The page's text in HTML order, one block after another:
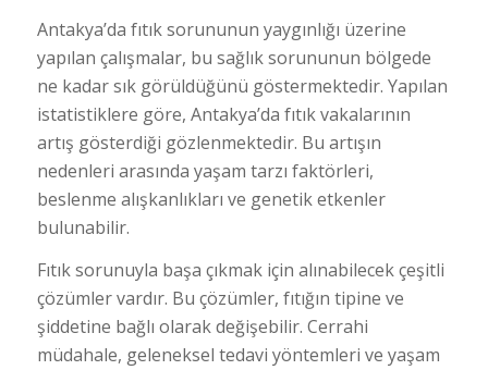
Antakya’da fıtık sorununun yaygınlığı üzerine
yapılan çalışmalar, bu sağlık sorununun bölgede
ne kadar sık görüldüğünü göstermektedir. Yapılan
istatistiklere göre, Antakya’da fıtık vakalarının
artış gösterdiği gözlenmektedir. Bu artışın
nedenleri arasında yaşam tarzı faktörleri,
beslenme alışkanlıkları ve genetik etkenler
bulunabilir.
Fıtık sorunuyla başa çıkmak için alınabilecek çeşitli
çözümler vardır. Bu çözümler, fıtığın tipine ve
şiddetine bağlı olarak değişebilir. Cerrahi
müdahale, geleneksel tedavi yöntemleri ve yaşam